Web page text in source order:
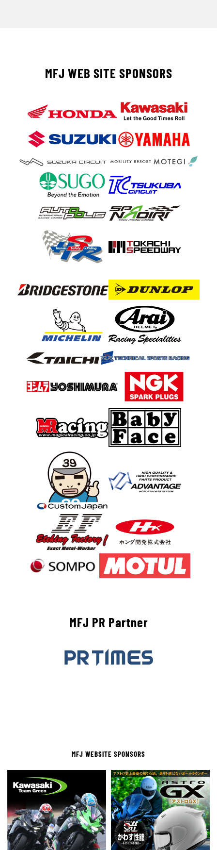
MFJ WEB SITE SPONSORS
MFJ PR Partner
MFJ WEBSITE SPONSORS